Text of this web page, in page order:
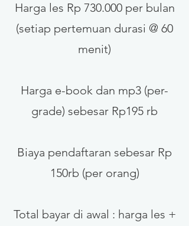
Harga les Rp 730.000 per bulan
(setiap pertemuan durasi @ 60
menit)
Harga e-book dan mp3 (per-
grade) sebesar Rp195 rb
Biaya pendaftaran sebesar Rp
150rb (per orang)
Total bayar di awal : harga les +